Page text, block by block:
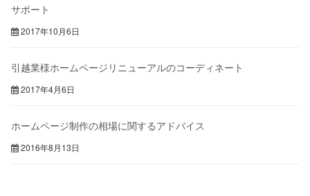
サポート
2017年10月6日
引越業様ホームページリニューアルのコーディネート
2017年4月6日
ホームページ制作の相場に関するアドバイス
2016年8月13日